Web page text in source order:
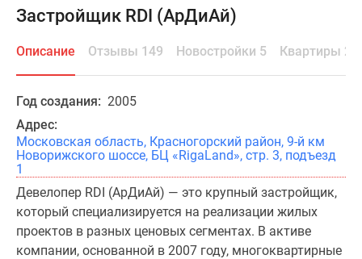
Застройщик RDI (АрДиАй)
Описание Отзывы 149 Новостройки 5 Квартиры
Год создания: 2005
Адрес:
Московская область, Красногорский район, 9-й км
Новорижского шоссе, БЦ «RigaLand», стр. 3, подъезд
1
Девелопер RDI (АрДиАй) ― это крупный застройщик,
который специализируется на реализации жилых
проектов в разных ценовых сегментах. В активе
компании, основанной в 2007 году, многоквартирные